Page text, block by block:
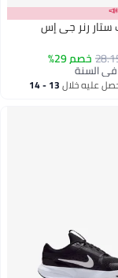
رنر جي إس
خصم 29%
السنة
السنة
عليه خلال 13 - 14